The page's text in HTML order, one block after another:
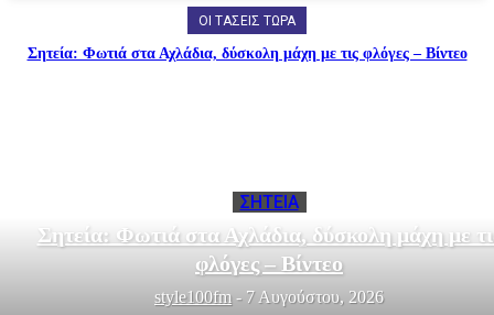
ΟΙ ΤΆΣΕΙΣ ΤΏΡΑ
Σητεία: Φωτιά στα Αχλάδια, δύσκολη μάχη με τις φλόγες – Βίντεο
ΣΗΤΕΙΑ
Σητεία: Φωτιά στα Αχλάδια, δύσκολη μάχη με
φλόγες – Βίντεο
style100fm - 7 Αυγούστου, 2026